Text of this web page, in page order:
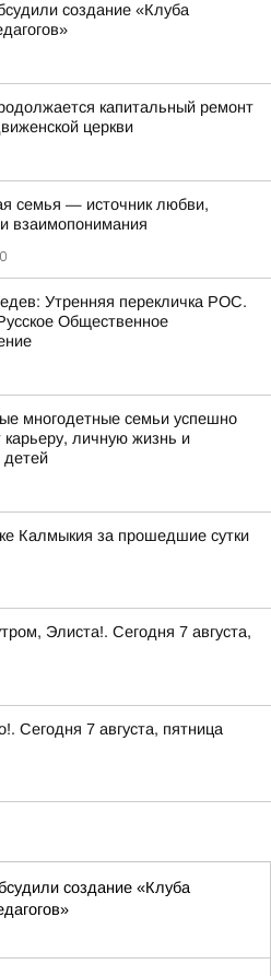
создание «Клуба
капитальный ремонт
церкви
семья — источник любви,
взаимопонимания
Утренняя перекличка РОС.
Общественное
многодетные семьи успешно
личную жизнь и
детей
Калмыкия за прошедшие сутки
Элиста!. Сегодня 7 августа,
Сегодня 7 августа, пятница
создание «Клуба